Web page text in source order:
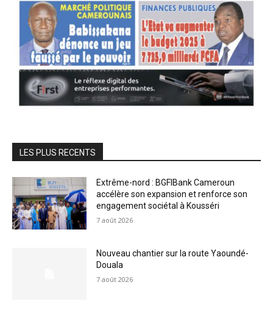
LES PLUS RECENTS
Extrême-nord : BGFIBank Cameroun
accélère son expansion et renforce son
engagement sociétal à Kousséri
7 août 2026
Nouveau chantier sur la route Yaoundé-
Douala
7 août 2026